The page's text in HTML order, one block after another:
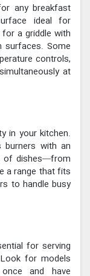
any breakfast
ideal for
a griddle with
surfaces. Some
controls,
at
in your kitchen.
burners with an
of dishes—from
a range that fits
to handle busy
for serving
for models
and have